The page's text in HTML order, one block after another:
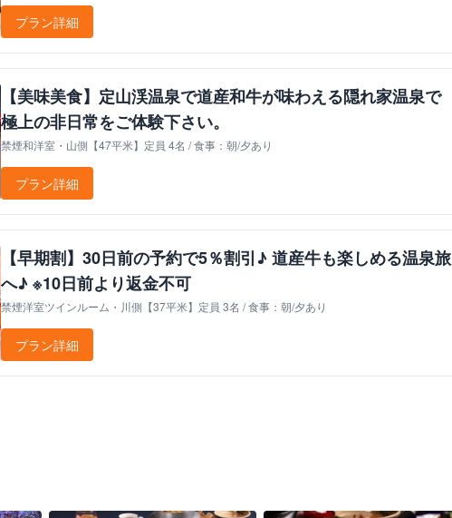
プラン詳細
【美味美食】定山渓温泉で道産和牛が味わえる隠れ家温泉で
極上の非日常をご体験下さい。
禁煙和洋室・山側【47平米】定員 4名 / 食事：朝/夕あり
プラン詳細
【早期割】30日前の予約で5％割引♪ 道産牛も楽しめる温泉旅
へ♪ ※10日前より返金不可
禁煙洋室ツインルーム・川側【37平米】定員 3名 / 食事：朝/夕あり
プラン詳細